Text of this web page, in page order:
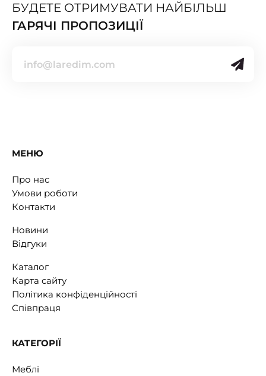
БУДЕТЕ ОТРИМУВАТИ НАЙБІЛЬШ
ГАРЯЧІ ПРОПОЗИЦІЇ
МЕНЮ
Про нас
Умови роботи
Контакти
Новини
Відгуки
Каталог
Карта сайту
Політика конфіденційності
Співпраця
КАТЕГОРІЇ
Меблі